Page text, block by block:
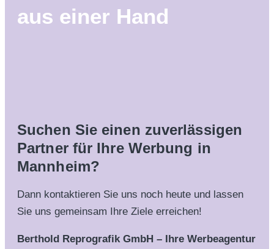
aus einer Hand
Suchen Sie einen zuverlässigen
Partner für Ihre Werbung in
Mannheim?
Dann kontaktieren Sie uns noch heute und lassen
Sie uns gemeinsam Ihre Ziele erreichen!
Berthold Reprografik GmbH – Ihre Werbeagentur